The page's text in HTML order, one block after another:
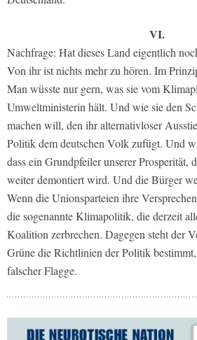
VI.
Nachfrage: Hat dieses Land eigentlich
Von ihr ist nichts mehr zu hören. Im
Man wüsste nur gern, was sie vom
Umweltministerin hält. Und wie sie den
machen will, den ihr alternativloser
Politik dem deutschen Volk zufügt. Und
dass ein Grundpfeiler unserer Prosperität,
weiter demontiert wird. Und die Bürger
Wenn die Unionsparteien ihre
die sogenannte Klimapolitik, die derzeit
Koalition zerbrechen. Dagegen steht der
Grüne die Richtlinien der Politik
falscher Flagge.